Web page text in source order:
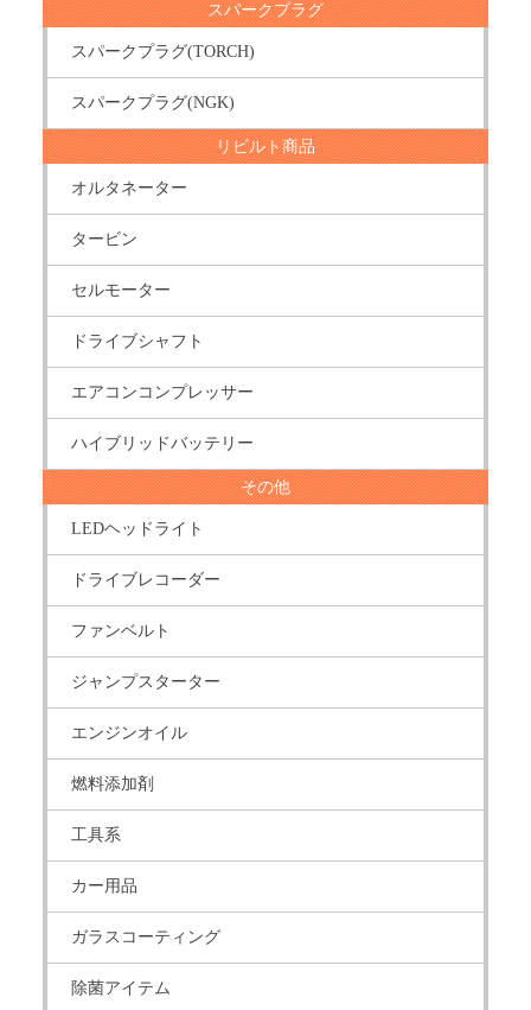
スパークプラグ
スパークプラグ(TORCH)
スパークプラグ(NGK)
リビルト商品
オルタネーター
タービン
セルモーター
ドライブシャフト
エアコンコンプレッサー
ハイブリッドバッテリー
その他
LEDヘッドライト
ドライブレコーダー
ファンベルト
ジャンプスターター
エンジンオイル
燃料添加剤
工具系
カー用品
ガラスコーティング
除菌アイテム